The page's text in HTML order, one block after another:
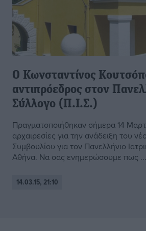
Ο Κωνσταντίνος
αντιπρόεδρος στον
Σύλλογο (Π.Ι.Σ.)
Πραγματοποιήθηκαν σήμερα 14
αρχαιρεσίες για την ανάδειξη του
Συμβουλίου για τον Πανελλήνιο
Αθήνα. Να σας ενημερώσουμε πως ...
14.03.15, 21:10